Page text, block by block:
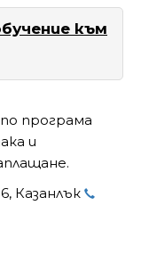
към
програма
и
Казанлък